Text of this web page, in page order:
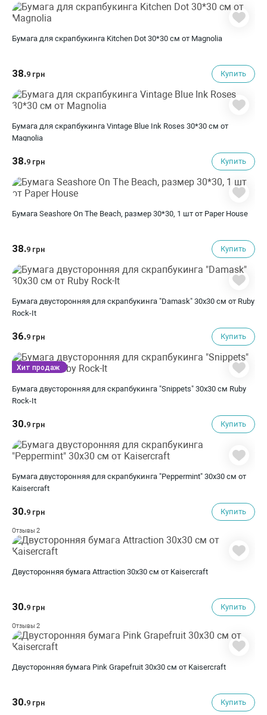
Бумага для скрапбукинга Kitchen Dot 30*30 см от Magnolia
38.9 грн Купить
Бумага для скрапбукинга Vintage Blue Ink Roses 30*30 см от
Magnolia
38.9 грн Купить
Бумага Seashore On The Beach, размер 30*30, 1 шт от Paper House
38.9 грн Купить
Бумага двусторонняя для скрапбукинга "Damask" 30х30 см от Ruby
Rock-It
36.9 грн Купить
Бумага двусторонняя для скрапбукинга "Snippets" 30х30 см Ruby
Rock-It
30.9 грн Купить
Хит продаж
Бумага двусторонняя для скрапбукинга "Peppermint" 30х30 см от
Kaisercraft
30.9 грн Купить
Отзывы 2
Двусторонняя бумага Attraction 30х30 см от Kaisercraft
30.9 грн Купить
Отзывы 2
Двусторонняя бумага Pink Grapefruit 30х30 см от Kaisercraft
30.9 грн Купить